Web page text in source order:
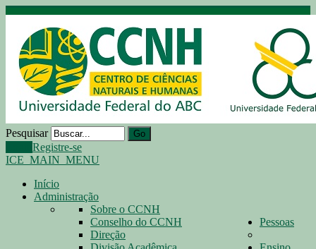
Pesquisar Go
Registre-se
ICE_MAIN_MENU
Início
Administração
Sobre o CCNH
Conselho do CCNH
Direção
Pessoas